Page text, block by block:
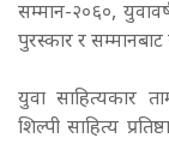
सम्मान-२०६०,
पुरस्कार र
युवा साहित्यकार
शिल्पी साहित्य